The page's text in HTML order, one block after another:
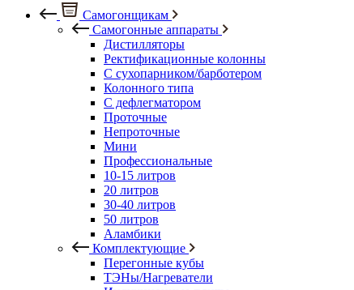
Самогонщикам
Самогонные аппараты
Дистилляторы
Ректификационные колонны
С сухопарником/барботером
Колонного типа
С дефлегматором
Проточные
Непроточные
Мини
Профессиональные
10-15 литров
20 литров
30-40 литров
50 литров
Аламбики
Комплектующие
Перегонные кубы
ТЭНы/Нагреватели